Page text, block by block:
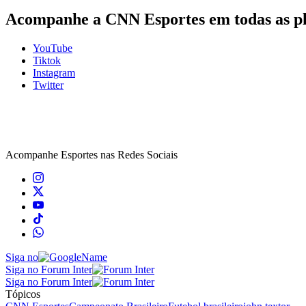
Acompanhe a CNN Esportes em todas as
YouTube
Tiktok
Instagram
Twitter
Acompanhe Esportes nas Redes Sociais
Siga no
Siga no Forum Inter
Siga no Forum Inter
Tópicos